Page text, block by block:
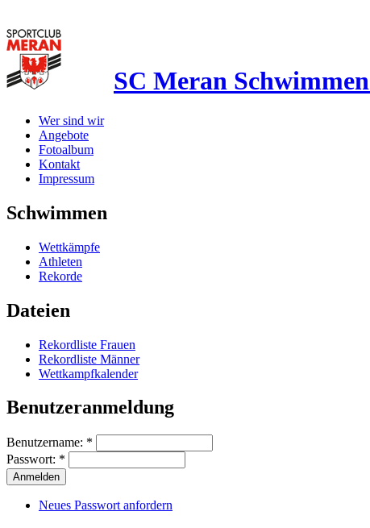
SC Meran Schwimmen
Wer sind wir
Angebote
Fotoalbum
Kontakt
Impressum
Schwimmen
Wettkämpfe
Athleten
Rekorde
Dateien
Rekordliste Frauen
Rekordliste Männer
Wettkampfkalender
Benutzeranmeldung
Benutzername: *
Passwort: *
Neues Passwort anfordern